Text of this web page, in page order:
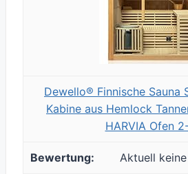
Dewello® Finnische Sauna
Kabine aus Hemlock
HARVIA Ofen
Aktuell